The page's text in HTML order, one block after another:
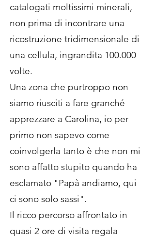
catalogati moltissimi minerali,
non prima di incontrare una
ricostruzione tridimensionale di
una cellula, ingrandita 100.000
volte.
Una zona che purtroppo non
siamo riusciti a fare granché
apprezzare a Carolina, io per
primo non sapevo come
coinvolgerla tanto è che non mi
sono affatto stupito quando ha
esclamato "Papà andiamo, qui
ci sono solo sassi".
Il ricco percorso affrontato in
quasi 2 ore di visita regala